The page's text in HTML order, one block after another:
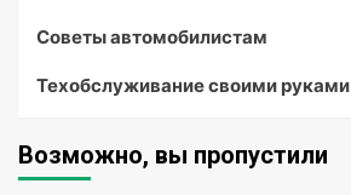
Советы автомобилистам
Техобслуживание своими руками
Возможно, вы пропустили